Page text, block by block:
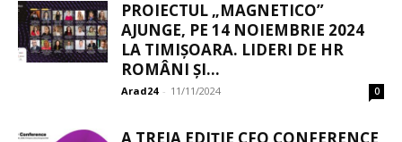
PROIECTUL „MAGNETICO”
AJUNGE, PE 14 NOIEMBRIE 2024
LA TIMIȘOARA. LIDERI DE HR
ROMÂNI ȘI...
Arad24 - 11/11/2024 0